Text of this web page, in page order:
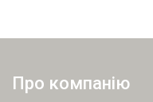
Про компанію